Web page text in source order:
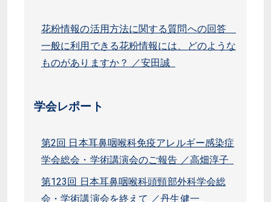
花粉情報の活用方法に関する質問への回答
一般に利用できる花粉情報には、どのような
ものがありますか？ ／安田誠
学会レポート
第2回 日本耳鼻咽喉科免疫アレルギー感染症
学会総会・学術講演会のご報告 ／高畑淳子
第123回 日本耳鼻咽喉科頭頸部外科学会総
会・学術講演会を終えて ／丹生健一